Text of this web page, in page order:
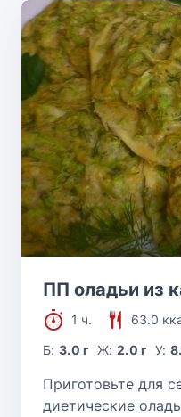
ПП оладьи из
1 ч.
63.0
Б:3.0 г Ж: 2.0 г У:
Приготовьте для
диетические